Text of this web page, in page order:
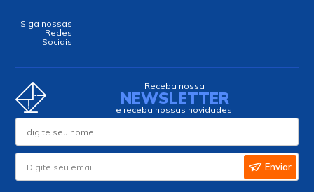
Siga nossas
Redes
Sociais
Receba nossa
NEWSLETTER
e receba nossas novidades!
Enviar